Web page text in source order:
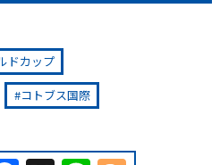
ドカップ
コトブス国際